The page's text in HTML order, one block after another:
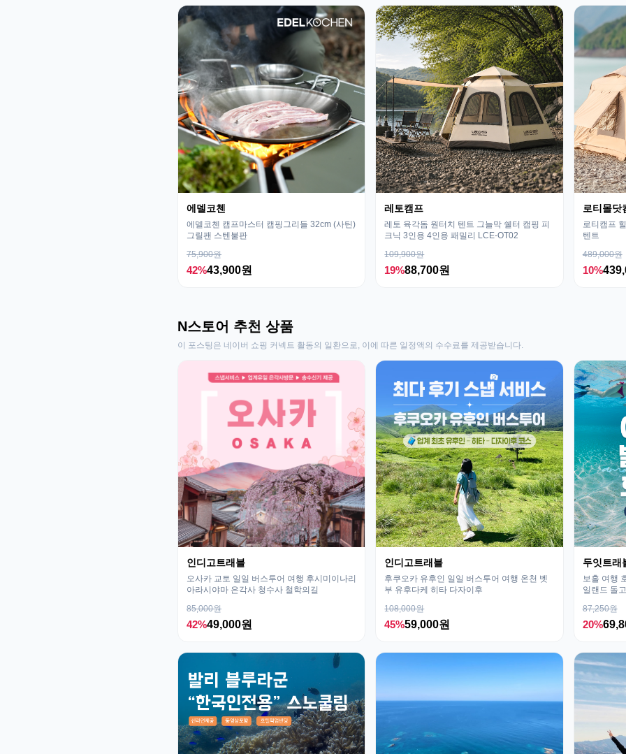
에델코첸
에델코첸 캠프마스터 캠핑그리들 32cm (사틴)
그릴팬 스텐불판
75,900원
42%43,900원
레토캠프
레토 육각돔 원터치 텐트 그늘막 쉘터 캠핑 피
크닉 3인용 4인용 패밀리 LCE-OT02
109,900원
19%88,700원
로티몰닷
로티캠프
텐트
489,000원
10%
N스토어 추천 상품
이 포스팅은 네이버 쇼핑 커넥트 활동의 일환으로, 이에 따른 일정액의 수수료를 제공받습니다.
인디고트래블
오사카 교토 일일 버스투어 여행 후시미이나리
아라시야마 은각사 청수사 철학의길
85,000원
42%49,000원
인디고트래블
후쿠오카 유후인 일일 버스투어 여행 온천 벳
부 유후다케 히타 다자이후
108,000원
45%59,000원
두잇트래
보홀 여행
일랜드 돌
87,250원
20%